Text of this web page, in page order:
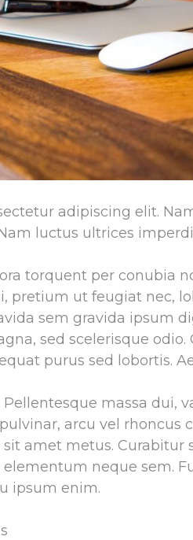
adipiscing elit.
luctus ultrices
torquent per conubia
pretium ut feugiat nec,
sem gravida ipsum
sed scelerisque
purus sed lobortis.
massa dui,
arcu vel rhoncus
amet metus. Curabitur
neque sem.
ipsum enim.